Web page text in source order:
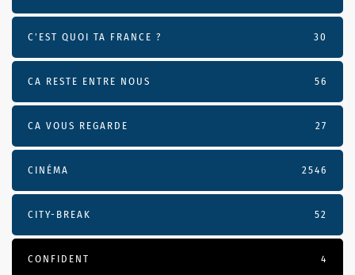
C'EST QUOI TA FRANCE ? 30
CA RESTE ENTRE NOUS 56
CA VOUS REGARDE 27
CINÉMA 2546
CITY-BREAK 52
CONFIDENT 4